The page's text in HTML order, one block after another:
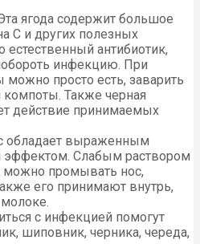
ягода содержит большое
С и других полезных
естественный антибиотик,
инфекцию. При
можно просто есть, заварить
Также черная
действие принимаемых
обладает выраженным
эффектом. Слабым раствором
можно промывать нос,
его принимают внутрь,
с инфекцией помогут
шиповник, черника, череда,